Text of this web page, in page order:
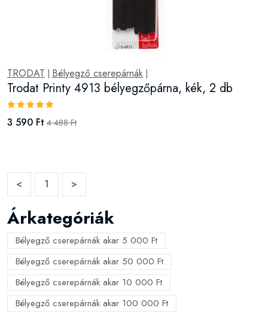
TRODAT Bélyegző cserepárnák
Trodat Printy 4913 bélyegzőpárna, kék, 2 db
3 590 Ft 4 488 Ft
< 1 >
Árkategóriák
Bélyegző cserepárnák akar 5 000 Ft
Bélyegző cserepárnák akar 50 000 Ft
Bélyegző cserepárnák akar 10 000 Ft
Bélyegző cserepárnák akar 100 000 Ft